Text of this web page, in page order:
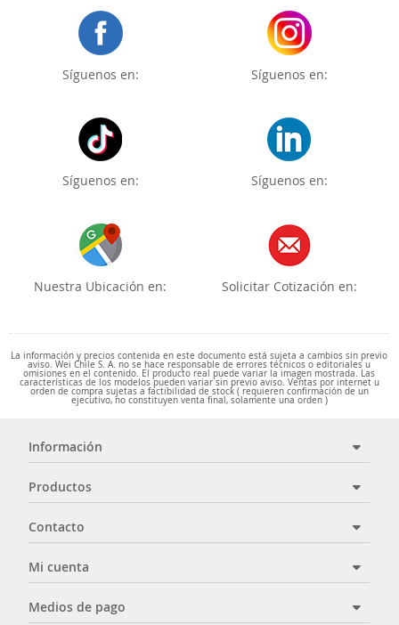
Síguenos en: Síguenos en:
Síguenos en: Síguenos en:
Nuestra Ubicación en: Solicitar Cotización en:
La información y precios contenida en este documento está sujeta a cambios sin previo
aviso. Wei Chile S. A. no se hace responsable de errores técnicos o editoriales u
omisiones en el contenido. El producto real puede variar la imagen mostrada. Las
características de los modelos pueden variar sin previo aviso. Ventas por internet u
orden de compra sujetas a factibilidad de stock ( requieren confirmación de un
ejecutivo, no constituyen venta final, solamente una orden )
Información
Productos
Contacto
Mi cuenta
Medios de pago